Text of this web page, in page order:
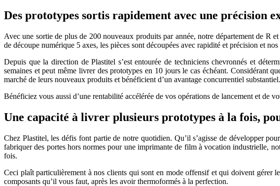
Des prototypes sortis rapidement avec une précision
Avec une sortie de plus de 200 nouveaux produits par année, notre département de R
de découpe numérique 5 axes, les pièces sont découpées avec rapidité et précision et
Depuis que la direction de Plastitel s’est entourée de techniciens chevronnés et
semaines et peut même livrer des prototypes en 10 jours le cas échéant. Considérant
marché de leurs nouveaux produits et bénéficient d’un avantage concurrentiel substantiel.
Bénéficiez vous aussi d’une rentabilité accélérée de vos opérations de lancement et de
Une capacité à livrer plusieurs prototypes à la fois,
Chez Plastitel, les défis font partie de notre quotidien. Qu’il s’agisse de développer
fabriquer des portes hors normes pour une imprimante de film à vocation industrielle,
fois.
Ceci plaît particulièrement à nos clients qui sont en mode offensif et qui doivent gérer
composants qu’il vous faut, après les avoir thermoformés à la perfection.